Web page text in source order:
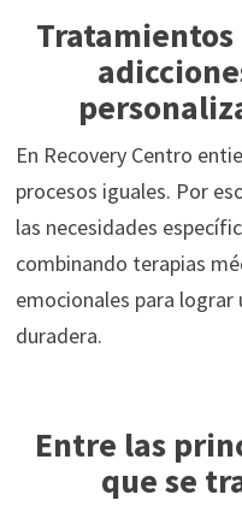
En Recovery Centro
procesos iguales. Por
las necesidades
combinando terapias
emocionales para lograr
duradera.
Entre las
que se